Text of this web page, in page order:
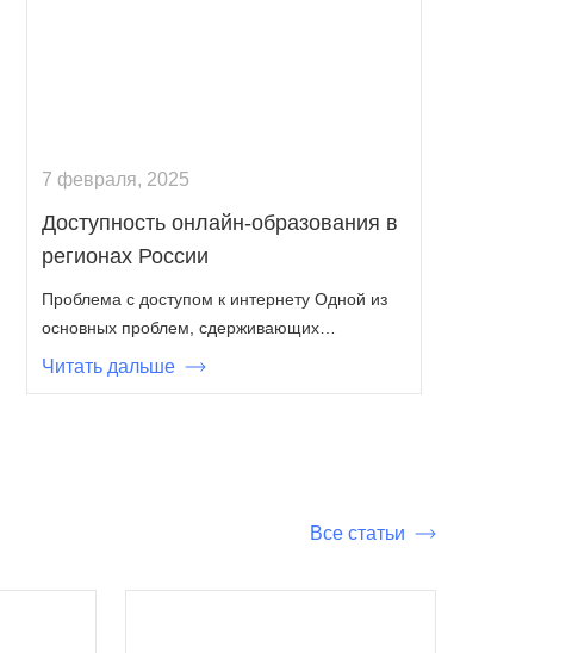
7 февраля, 2025
Доступность онлайн-образования в
регионах России
Проблема с доступом к интернету Одной из
основных проблем, сдерживающих…
Читать дальше
Все статьи